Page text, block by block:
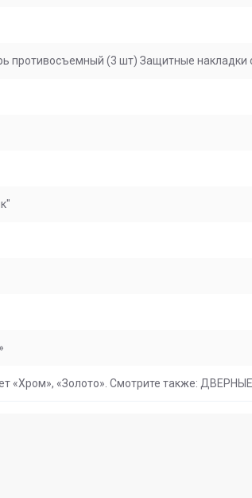
противосъемный (3 шт) Защитные накладки
«Хром», «Золото». Смотрите также: